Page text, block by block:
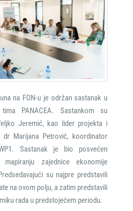
na FON-u je održan sastanak u
PANACEA. Sastankom su
Jeremić, kao lider projekta i
Marijana Petrović, koordinator
Sastanak je bio posvećen
zajednice ekonomije
su najpre predstavili
na ovom polju, a zatim predstavili
rada u predstojećem periodu.